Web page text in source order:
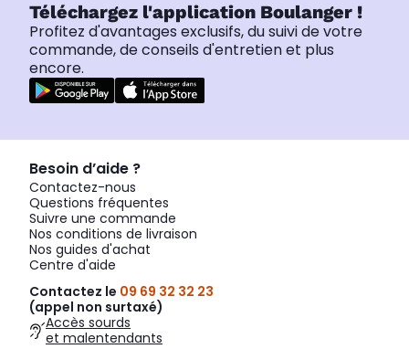
Téléchargez l'application Boulanger !
Profitez d'avantages exclusifs, du suivi de votre
commande, de conseils d'entretien et plus
encore.
Besoin d’aide ?
Contactez-nous
Questions fréquentes
Suivre une commande
Nos conditions de livraison
Nos guides d'achat
Centre d'aide
Contactez le 09 69 32 32 23
(appel non surtaxé)
Accès sourds
et malentendants